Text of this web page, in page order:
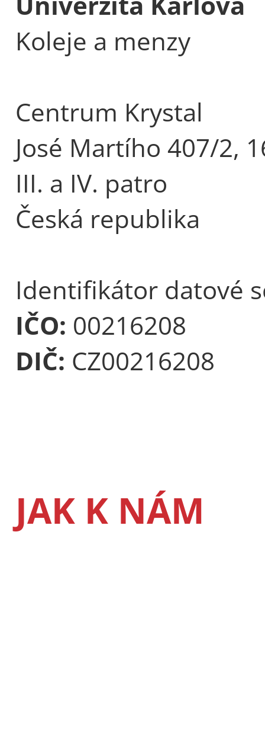
Koleje a menzy
Centrum Krystal
José Martího 407/2,
III. a IV. patro
Česká republika
Identifikátor datové
IČO: 00216208
DIČ: CZ00216208
JAK K NÁM